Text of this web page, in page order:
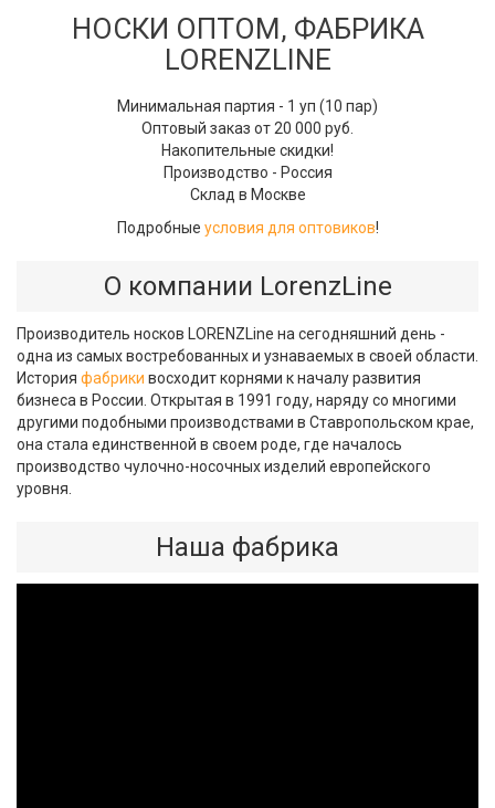
НОСКИ ОПТОМ, ФАБРИКА
LORENZLINE
Минимальная партия - 1 уп (10 пар)
Оптовый заказ от 20 000 руб.
Накопительные скидки!
Производство - Россия
Склад в Москве
Подробные условия для оптовиков!
О компании LorenzLine
Производитель носков LORENZLine на сегодняшний день -
одна из самых востребованных и узнаваемых в своей области.
История фабрики восходит корнями к началу развития
бизнеса в России. Открытая в 1991 году, наряду со многими
другими подобными производствами в Ставропольском крае,
она стала единственной в своем роде, где началось
производство чулочно-носочных изделий европейского
уровня.
Наша фабрика